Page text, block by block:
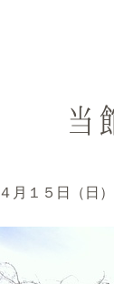
当
４月１５日（日